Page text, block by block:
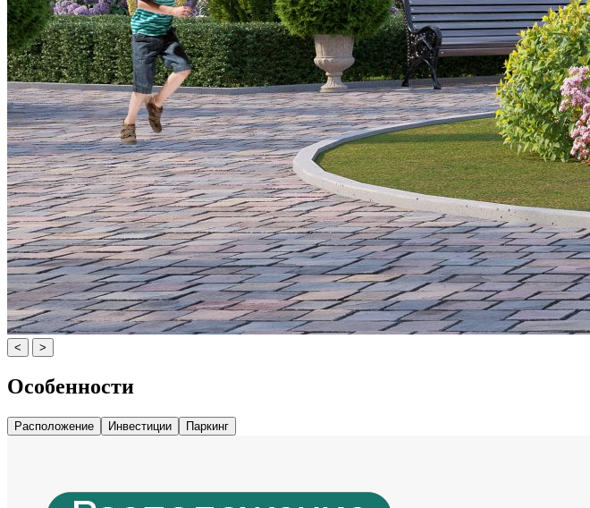
< >
Особенности
Расположение Инвестиции Паркинг